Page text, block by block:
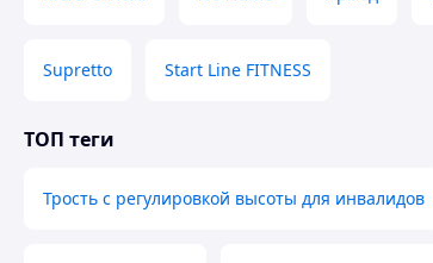
Supretto Start Line FITNESS
ТОП теги
Трость с регулировкой высоты для инвалидов